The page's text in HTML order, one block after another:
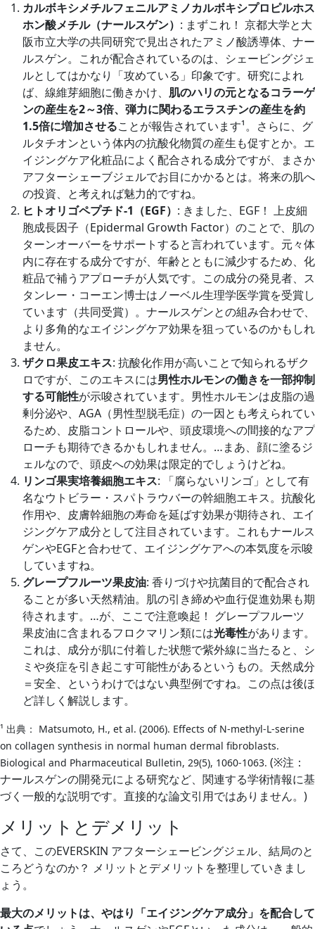
カルボキシメチルフェニルアミノカルボキシプロピルホス
ホン酸メチル（ナールスゲン） : まずこれ！ 京都大学と大
阪市立大学の共同研究で見出されたアミノ酸誘導体、ナー
ルスゲン。これが配合されているのは、シェービングジェ
ルとしてはかなり「攻めている」印象です。研究によれ
ば、線維芽細胞に働きかけ、 肌のハリの元となるコラーゲ
ンの産生を2～3倍、弾力に関わるエラスチンの産生を約
1.5倍に増加させることが報告されています¹。さらに、グ
ルタチオンという体内の抗酸化物質の産生も促すとか。エ
イジングケア化粧品によく配合される成分ですが、まさか
アフターシェーブジェルでお目にかかるとは。将来の肌へ
の投資、と考えれば魅力的ですね。
ヒトオリゴペプチド-1（EGF） : きました、EGF！ 上皮細
胞成長因子（Epidermal Growth Factor）のことで、肌の
ターンオーバーをサポートすると言われています。元々体
内に存在する成分ですが、年齢とともに減少するため、化
粧品で補うアプローチが人気です。この成分の発見者、ス
タンレー・コーエン博士はノーベル生理学医学賞を受賞し
ています（共同受賞）。ナールスゲンとの組み合わせで、
より多角的なエイジングケア効果を狙っているのかもしれ
ません。
ザクロ果皮エキス: 抗酸化作用が高いことで知られるザク
ロですが、このエキスには男性ホルモンの働きを一部抑制
する可能性が示唆されています。男性ホルモンは皮脂の過
剰分泌や、AGA（男性型脱毛症）の一因とも考えられてい
るため、皮脂コントロールや、頭皮環境への間接的なアプ
ローチも期待できるかもしれません。…まあ、顔に塗るジ
ェルなので、頭皮への効果は限定的でしょうけどね。
リンゴ果実培養細胞エキス: 「腐らないリンゴ」として有
名なウトビラー・スパトラウバーの幹細胞エキス。抗酸化
作用や、皮膚幹細胞の寿命を延ばす効果が期待され、エイ
ジングケア成分として注目されています。これもナールス
ゲンやEGFと合わせて、エイジングケアへの本気度を示唆
していますね。
グレープフルーツ果皮油: 香りづけや抗菌目的で配合され
ることが多い天然精油。肌の引き締めや血行促進効果も期
待されます。…が、ここで注意喚起！ グレープフルーツ
果皮油に含まれるフロクマリン類には光毒性があります。
これは、成分が肌に付着した状態で紫外線に当たると、シ
ミや炎症を引き起こす可能性があるというもの。天然成分
＝安全、というわけではない典型例ですね。この点は後ほ
ど詳しく解説します。
¹ 出典： Matsumoto, H., et al. (2006). Effects of N-methyl-L-serine
on collagen synthesis in normal human dermal fibroblasts.
Biological and Pharmaceutical Bulletin, 29(5), 1060-1063. (※注：
ナールスゲンの開発元による研究など、関連する学術情報に基
づく一般的な説明です。直接的な論文引用ではありません。)
メリットとデメリット
さて、このEVERSKIN アフターシェービングジェル、結局のと
ころどうなのか？ メリットとデメリットを整理していきまし
ょう。
最大のメリットは、やはり「エイジングケア成分」を配合して